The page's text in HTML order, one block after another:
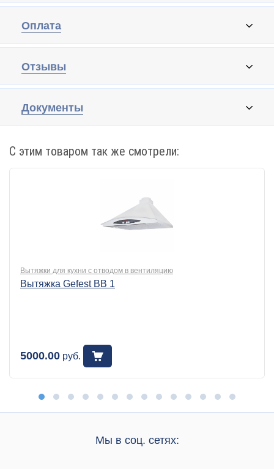
Оплата
Отзывы
Документы
С этим товаром так же смотрели:
Вытяжки для кухни с отводом в вентиляцию
Вытяжка Gefest BB 1
5000.00 руб.
Мы в соц. сетях: